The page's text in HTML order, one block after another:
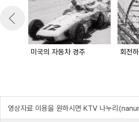
미국의 자동차 경주 회전
영상자료 이용을 원하시면 KTV 나누리